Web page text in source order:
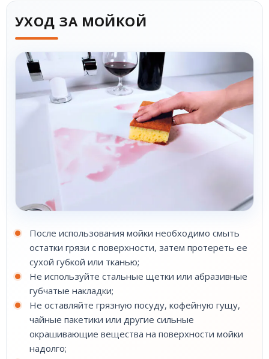
УХОД ЗА МОЙКОЙ
После использования мойки необходимо смыть
остатки грязи с поверхности, затем протереть ее
сухой губкой или тканью;
Не используйте стальные щетки или абразивные
губчатые накладки;
Не оставляйте грязную посуду, кофейную гущу,
чайные пакетики или другие сильные
окрашивающие вещества на поверхности мойки
надолго;